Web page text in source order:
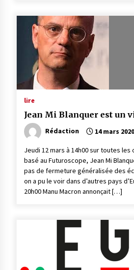
lire
Jean Mi Blanquer est un
Rédaction 14 mars 2020
Jeudi 12 mars à 14h00 sur toutes les
basé au Futuroscope, Jean Mi
pas de fermeture généralisée des
on a pu le voir dans d’autres pays
20h00 Manu Macron annonçait […]